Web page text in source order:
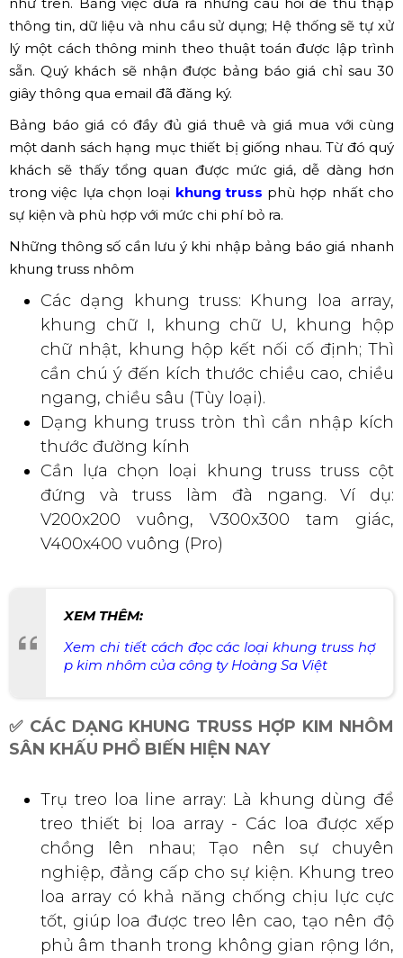
thông tin, dữ liệu và nhu cầu sử dụng; Hệ thống sẽ tự xử
lý một cách thông minh theo thuật toán được lập trình
sẵn. Quý khách sẽ nhận được bảng báo giá chỉ sau 30
giây thông qua email đã đăng ký.
Bảng báo giá có đầy đủ giá thuê và giá mua với cùng
một danh sách hạng mục thiết bị giống nhau. Từ đó quý
khách sẽ thấy tổng quan được mức giá, dễ dàng hơn
trong việc lựa chọn loại khung truss phù hợp nhất cho
sự kiện và phù hợp với mức chi phí bỏ ra.
Những thông số cần lưu ý khi nhập bảng báo giá nhanh
khung truss nhôm
Các dạng khung truss: Khung loa array,
khung chữ I, khung chữ U, khung hộp
chữ nhật, khung hộp kết nối cố định; Thì
cần chú ý đến kích thước chiều cao, chiều
ngang, chiều sâu (Tùy loại).
Dạng khung truss tròn thì cần nhập kích
thước đường kính
Cần lựa chọn loại khung truss truss cột
đứng và truss làm đà ngang. Ví dụ:
V200x200 vuông, V300x300 tam giác,
V400x400 vuông (Pro)
XEM THÊM:
Xem chi tiết cách đọc các loại khung truss hợ
p kim nhôm của công ty Hoàng Sa Việt
✅ CÁC DẠNG KHUNG TRUSS HỢP KIM NHÔM
SÂN KHẤU PHỔ BIẾN HIỆN NAY
Trụ treo loa line array: Là khung dùng để
treo thiết bị loa array - Các loa được xếp
chồng lên nhau; Tạo nên sự chuyên
nghiệp, đẳng cấp cho sự kiện. Khung treo
loa array có khả năng chống chịu lực cực
tốt, giúp loa được treo lên cao, tạo nên độ
phủ âm thanh trong không gian rộng lớn,